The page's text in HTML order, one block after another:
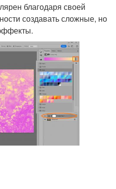
благодаря своей
создавать сложные, но